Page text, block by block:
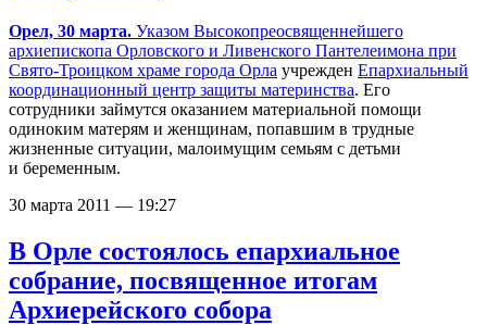
Орел, 30 марта. Указом Высокопреосвященнейшего
архиепископа Орловского и Ливенского Пантелеимона при
Свято-Троицком храме города Орла учрежден Епархиальный
координационный центр защиты материнства. Его
сотрудники займутся оказанием материальной помощи
одиноким матерям и женщинам, попавшим в трудные
жизненные ситуации, малоимущим семьям с детьми
и беременным.
30 марта 2011 — 19:27
В Орле состоялось епархиальное
собрание, посвященное итогам
Архиерейского собора